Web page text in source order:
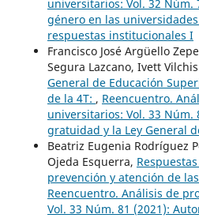
universitarios: Vol. 32 Núm.
género en las
respuestas institucionales I
Francisco José Argüello
Segura Lazcano, Ivett
General de Educación
de la 4T: , Reencuentro.
universitarios: Vol. 33 Núm.
gratuidad y la Ley General
Beatriz Eugenia Rodríguez
Ojeda Esquerra,
prevención y atención de
Reencuentro. Análisis de
Vol. 33 Núm. 81 (2021):